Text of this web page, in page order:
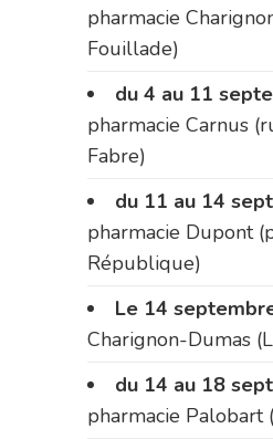
pharmacie
Fouillade)
du 4 au 11
pharmacie Carnus
Fabre)
du 11 au 14
pharmacie Dupont
République)
Le 14
Charignon-Dumas
du 14 au 18
pharmacie Palobart